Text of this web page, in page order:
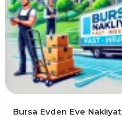
Bursa Evden Eve